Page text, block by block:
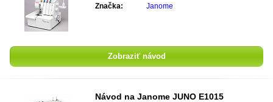
Značka: Janome
Zobraziť návod
Návod na Janome JUNO E1015